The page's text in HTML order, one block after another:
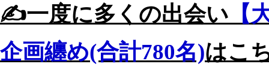
✍️一度に多くの出会い 【
企画纏め(合計780名)はこ